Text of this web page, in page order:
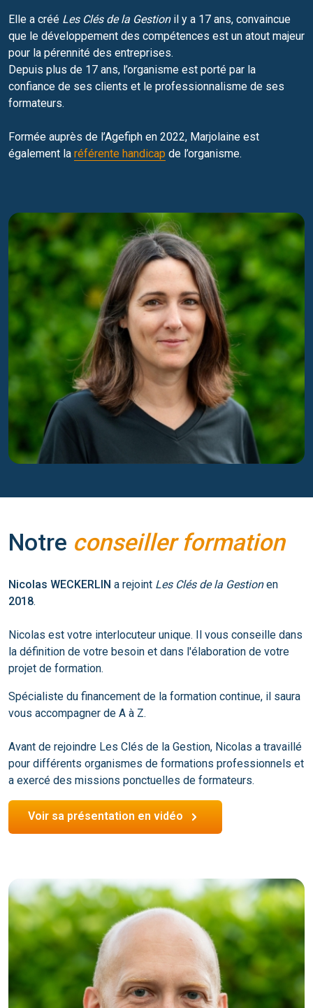
Elle a créé Les Clés de la Gestionil y a 17 ans, convaincue
que le développement des compétences est un atout majeur
pour la pérennité des entreprises.
Depuis plus de 17 ans, l’organisme est porté par la
confiance de ses clients et le professionnalisme de ses
formateurs.
Formée auprès de l’Agefiph en 2022, Marjolaine est
également la référente handicap de l’organisme.
Notre conseiller formation
Nicolas WECKERLIN a rejoint Les Clés de la Gestionen
2018.
Nicolas est votre interlocuteur unique. Il vous conseille dans
la définition de votre besoin et dans l'élaboration de votre
projet de formation.
Spécialiste du financement de la formation continue, il saura
vous accompagner de A à Z.
Avant de rejoindre Les Clés de la Gestion, Nicolas a travaillé
pour différents organismes de formations professionnels et
a exercé des missions ponctuelles de formateurs.
Voir sa présentation en vidéo